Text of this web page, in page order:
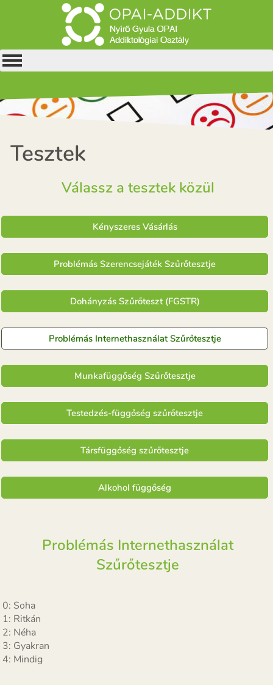
Tesztek
Válassz a tesztek közül
Kényszeres Vásárlás
Problémás Szerencsejáték Szűrőtesztje
Dohányzás Szűrőteszt (FGSTR)
Problémás Internethasználat Szűrőtesztje
Munkafüggőség Szűrőtesztje
Testedzés-függőség szűrőtesztje
Társfüggőség szűrőtesztje
Alkohol függőség
Problémás Internethasználat
Szűrőtesztje
0: Soha
1: Ritkán
2: Néha
3: Gyakran
4: Mindig